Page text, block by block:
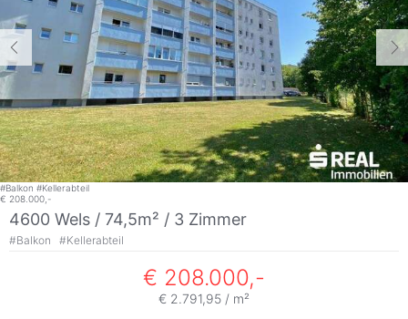
#Balkon #Kellerabteil
€ 208.000,-
4600 Wels / 74,5m² / 3 Zimmer
#Balkon #Kellerabteil
€ 208.000,-
€ 2.791,95 / m²